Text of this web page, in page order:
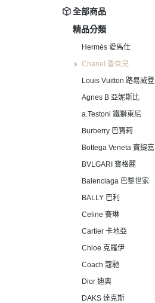
全部商品
精品分類
Hermès 愛馬仕
Chanel 香奈兒
Louis Vuitton 路易威登
Agnes B 亞妮斯比
a.Testoni 鐵獅東尼
Burberry 巴寶莉
Bottega Veneta 寶緹嘉
BVLGARI 寶格麗
Balenciaga 巴黎世家
BALLY 巴利
Celine 賽琳
Cartier 卡地亞
Chloe 克羅伊
Coach 蔻馳
Dior 迪奧
DAKS 達克斯